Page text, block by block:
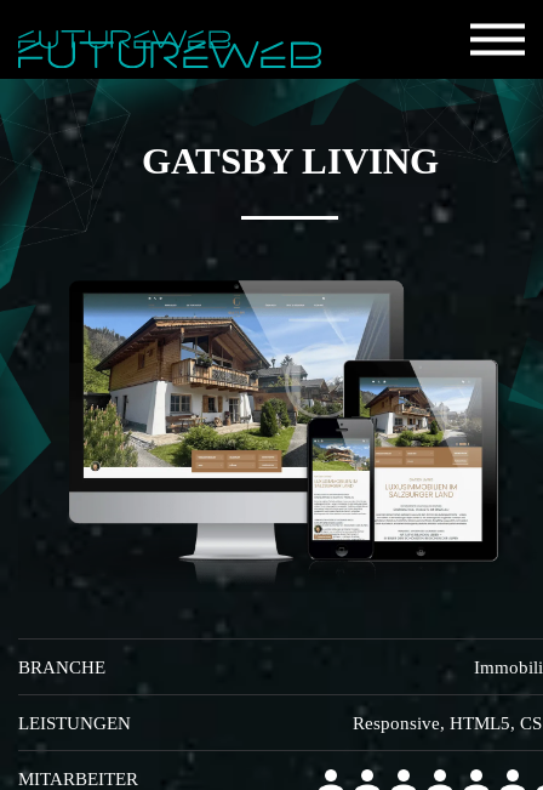
GATSBY LIVING
BRANCHE
LEISTUNGEN Responsive, HTML5,
MITARBEITER